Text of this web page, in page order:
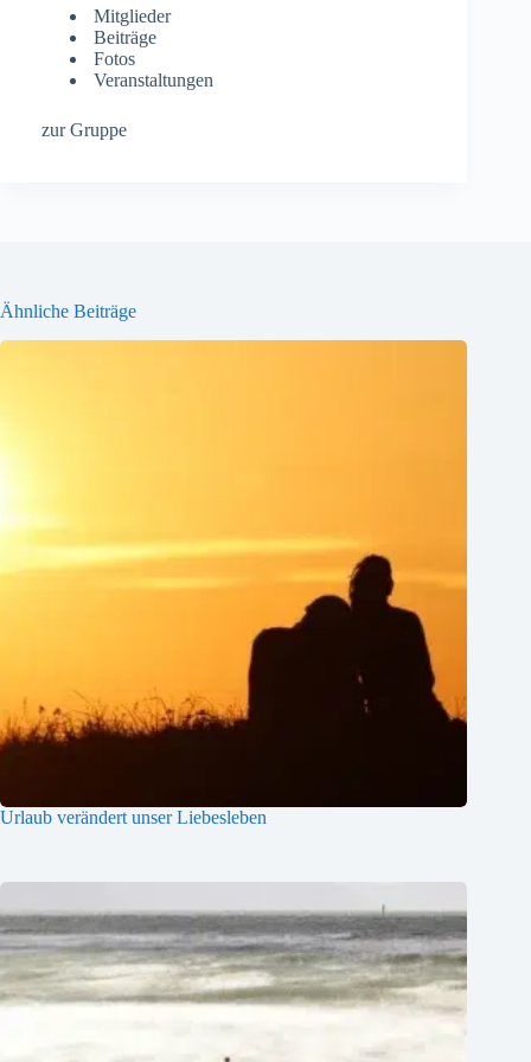
Mitglieder
Beiträge
Fotos
Veranstaltungen
zur Gruppe
Ähnliche Beiträge
Urlaub verändert unser Liebesleben